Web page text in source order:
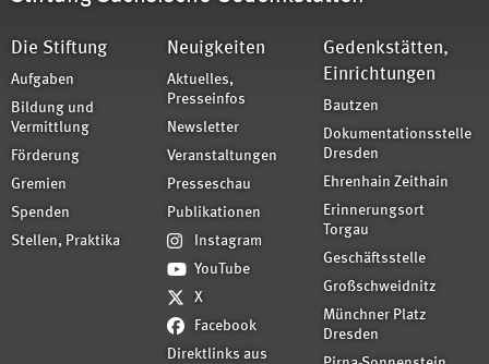
Die Stiftung
Aufgaben
Bildung und
Vermittlung
Förderung
Gremien
Spenden
Stellen, Praktika
Neuigkeiten
Aktuelles,
Presseinfos
Newsletter
Veranstaltungen
Presseschau
Publikationen
Instagram
YouTube
X
Facebook
Direktlinks aus
Gedenkstätten,
Einrichtungen
Bautzen
Dokumentationsstelle
Dresden
Ehrenhain Zeithain
Erinnerungsort
Torgau
Geschäftsstelle
Großschweidnitz
Münchner Platz
Dresden